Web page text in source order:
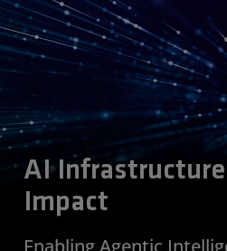
AI
Impact
Enabling Agentic